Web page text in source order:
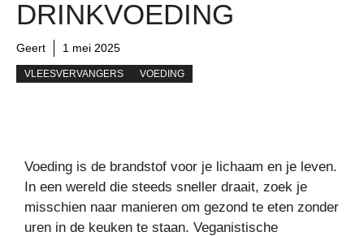
DRINKVOEDING
Geert 1 mei 2025
VLEESVERVANGERS VOEDING
Voeding is de brandstof voor je lichaam en je leven.
In een wereld die steeds sneller draait, zoek je
misschien naar manieren om gezond te eten zonder
uren in de keuken te staan. Veganistische